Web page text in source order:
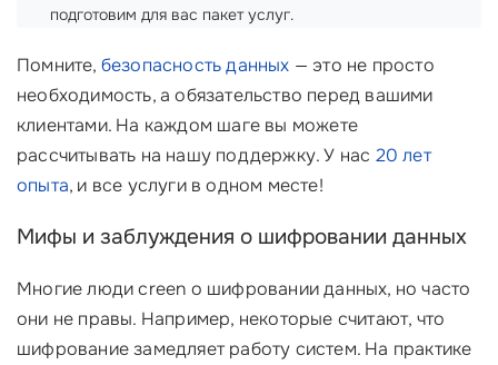
подготовим для вас пакет услуг.
Помните, безопасность данных — это не просто
необходимость, а обязательство перед вашими
клиентами. На каждом шаге вы можете
рассчитывать на нашу поддержку. У нас 20 лет
опыта, и все услуги в одном месте!
Мифы и заблуждения о шифровании данных
Многие люди creen о шифровании данных, но часто
они не правы. Например, некоторые считают, что
шифрование замедляет работу систем. На практике